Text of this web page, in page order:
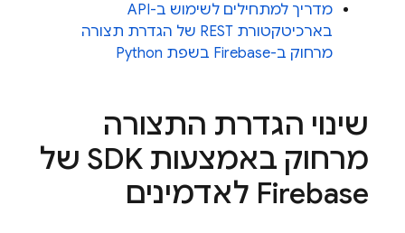
מדריך למתחילים לשימוש ב-API
בארכיטקטורת REST של הגדרת תצורה
מרחוק ב-Firebase בשפת Python
שינוי הגדרת התצורה
מרחוק באמצעות SDK של
Firebase לאדמינים